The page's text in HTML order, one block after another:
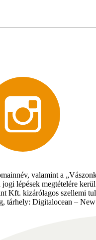
valamint a
lépések megtételére
Kft. kizárólagos szellemi
tárhely: Digitalocean –